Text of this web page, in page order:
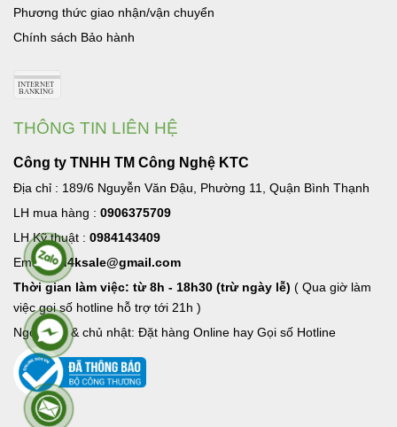
Phương thức giao nhận/vận chuyển
Chính sách Bảo hành
THÔNG TIN LIÊN HỆ
Công ty TNHH TM Công Nghệ KTC
Địa chỉ : 189/6 Nguyễn Văn Đậu, Phường 11, Quận Bình Thạnh
LH mua hàng : 0906375709
LH Kỹ thuật : 0984143409
Email:hd4ksale@gmail.com
Thời gian làm việc: từ 8h - 18h30 (trừ ngày lễ) ( Qua giờ làm
việc goi số hotline hỗ trợ tới 21h )
Ngoài giờ & chủ nhật: Đặt hàng Online hay Gọi số Hotline